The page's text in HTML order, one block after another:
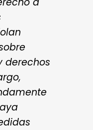
derechos